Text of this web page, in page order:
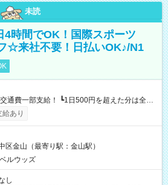
未読
時間でOK！国際スポーツ
☆来社不要！日払いOK♪/N1
以内の方は自己負担となります ★日払い
） ┗働いたその日に現金GET♪ お仕事後はコン
あり
区金山（最寄り駅：金山駅）
ルウッズ
し